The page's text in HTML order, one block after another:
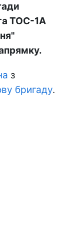
ТОС-1А
з
бригаду.